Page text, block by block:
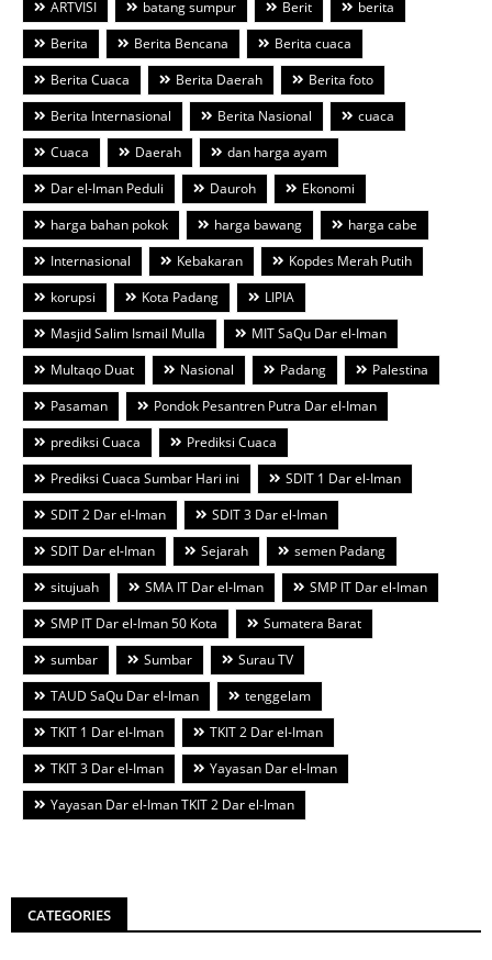
ARTVISI
batang sumpur Berit
berita
Berita
Berita Bencana
Berita cuaca
Berita Cuaca
Berita Daerah
Berita foto
Berita Internasional
Berita Nasional
cuaca
Cuaca
Daerah
dan harga ayam
Dar el-Iman Peduli
Dauroh
Ekonomi
harga bahan pokok
harga bawang
harga cabe
Internasional
Kebakaran
Kopdes Merah Putih
korupsi
Kota Padang
LIPIA
Masjid Salim Ismail Mulla
MIT SaQu Dar el-Iman
Multaqo Duat
Nasional Padang
Palestina
Pasaman
Pondok Pesantren Putra Dar el-Iman
prediksi Cuaca
Prediksi Cuaca
Prediksi Cuaca Sumbar Hari ini
SDIT 1 Dar el-Iman
SDIT 2 Dar el-Iman
SDIT 3 Dar el-Iman
SDIT Dar el-Iman
Sejarah
semen Padang
situjuah
SMA IT Dar el-Iman
SMP IT Dar el-Iman
SMP IT Dar el-Iman 50 Kota
Sumatera Barat
sumbar
Sumbar
Surau TV
TAUD SaQu Dar el-Iman
tenggelam
TKIT 1 Dar el-Iman
TKIT 2 Dar el-Iman
TKIT 3 Dar el-Iman
Yayasan Dar el-Iman
Yayasan Dar el-Iman TKIT 2 Dar el-Iman
CATEGORIES